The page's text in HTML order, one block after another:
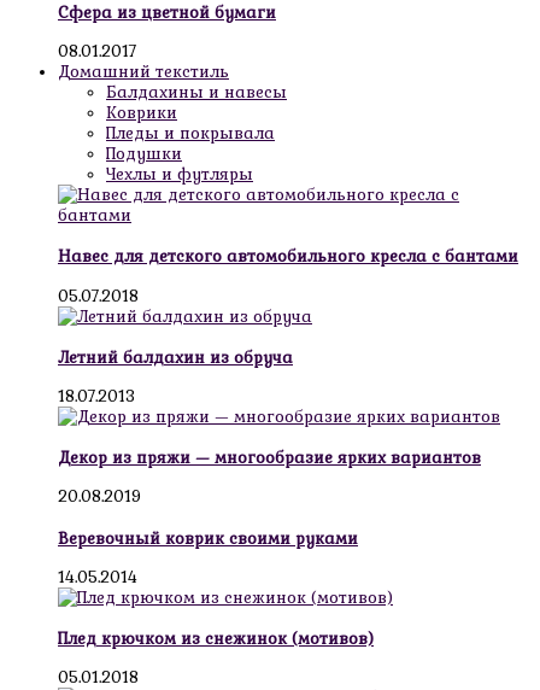
Сфера из цветной бумаги
08.01.2017
Домашний текстиль
Балдахины и навесы
Коврики
Пледы и покрывала
Подушки
Чехлы и футляры
Навес для детского автомобильного кресла с бантами
05.07.2018
Летний балдахин из обруча
18.07.2013
Декор из пряжи — многообразие ярких вариантов
20.08.2019
Веревочный коврик своими руками
14.05.2014
Плед крючком из снежинок (мотивов)
05.01.2018